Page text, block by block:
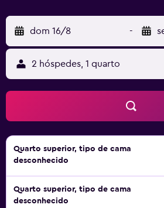
telefonemas locais e internacionais
(restrições podem ser aplicadas).
apresentam garrafas de água grátis
compartilhadas/comuns. O serviço
fornecido diariamente.
dom 16/8 -
2 hóspedes, 1 quarto
Quarto superior, tipo de cama
desconhecido
Quarto superior, tipo de cama
desconhecido